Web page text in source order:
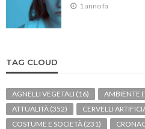
1 anno fa
TAG CLOUD
AGNELLI VEGETALI (16) AMBIENTE
ATTUALITÀ (352) CERVELLI
COSTUME E SOCIETÀ (231)